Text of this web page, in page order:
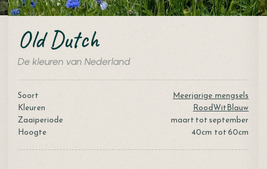
Old Dutch
De kleuren van Nederland
Soort
Meerjarige mengsels
Kleuren
Rood Wit Blauw
Zaaiperiode
maart tot september
Hoogte
40cm tot 60cm